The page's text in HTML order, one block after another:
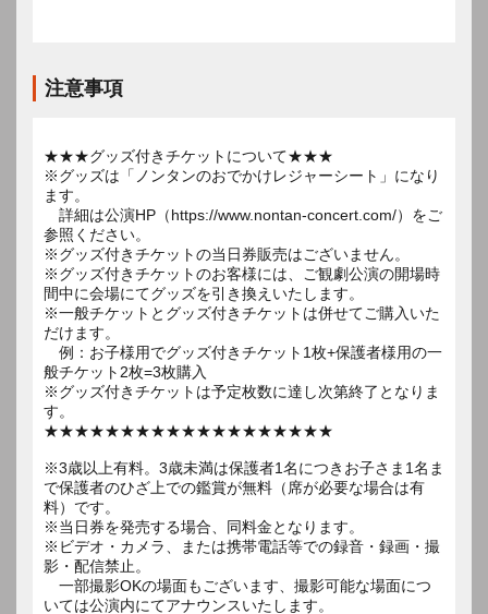
注意事項
★★★グッズ付きチケットについて★★★
※グッズは「ノンタンのおでかけレジャーシート」になり
ます。
詳細は公演HP（https://www.nontan-concert.com/）をご
参照ください。
※グッズ付きチケットの当日券販売はございません。
※グッズ付きチケットのお客様には、ご観劇公演の開場時
間中に会場にてグッズを引き換えいたします。
※一般チケットとグッズ付きチケットは併せてご購入いた
だけます。
例：お子様用でグッズ付きチケット1枚+保護者様用の一
般チケット2枚=3枚購入
※グッズ付きチケットは予定枚数に達し次第終了となりま
す。
★★★★★★★★★★★★★★★★★★★
※3歳以上有料。3歳未満は保護者1名につきお子さま1名ま
で保護者のひざ上での鑑賞が無料（席が必要な場合は有
料）です。
※当日券を発売する場合、同料金となります。
※ビデオ・カメラ、または携帯電話等での録音・録画・撮
影・配信禁止。
一部撮影OKの場面もございます、撮影可能な場面につ
いては公演内にてアナウンスいたします。